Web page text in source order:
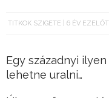
TITKOK SZIGETE 6 ÉV
Egy századnyi
lehetne uralni…